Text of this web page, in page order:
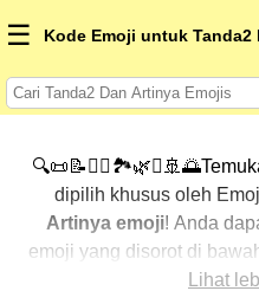
☰ Kode Emoji untuk Tanda2
dipilih khusus oleh
Artinya emoji! Anda
emoji yang disorot di
percakapan AndaLihat